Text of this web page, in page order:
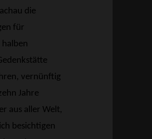
die
für
vernünftig
Jahre
aus aller Welt,
besichtigen